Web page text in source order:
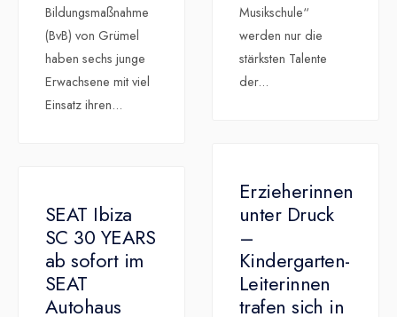
Musikschule“
werden nur die
stärksten Talente
der...
Bildungsmaßnahme
(BvB) von Grümel
haben sechs junge
Erwachsene mit viel
Einsatz ihren...
Erzieherinnen
unter Druck
–
Kindergarten-
Leiterinnen
trafen sich in
SEAT Ibiza
SC 30 YEARS
ab sofort im
SEAT
Autohaus